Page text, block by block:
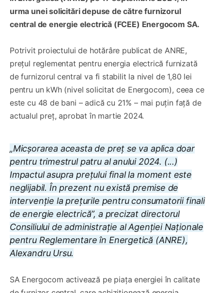
urma unei solicitări depuse de către furnizorul
central de energie electrică (FCEE) Energocom SA.
Potrivit proiectului de hotărâre publicat de ANRE,
prețul reglementat pentru energia electrică furnizată
de furnizorul central va fi stabilit la nivel de 1,80 lei
pentru un kWh (nivel solicitat de Energocom), ceea ce
este cu 48 de bani – adică cu 21% – mai puțin față de
actualul preț, aprobat în martie 2024.
„Micșorarea aceasta de preț se va aplica doar
pentru trimestrul patru al anului 2024. (...)
Impactul asupra prețului final la moment este
neglijabil. În prezent nu există premise de
intervenție la prețurile pentru consumatorii finali
de energie electrică”, a precizat directorul
Consiliului de administrație al Agenției Naționale
pentru Reglementare în Energetică (ANRE),
Alexandru Ursu.
SA Energocom activează pe piața energiei în calitate